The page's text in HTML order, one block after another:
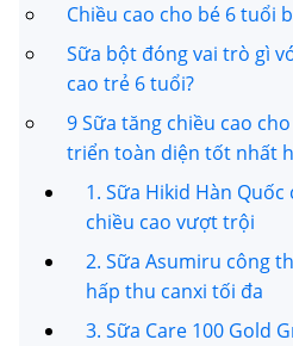
Chiều cao cho bé 6 tuổi
Sữa bột đóng vai trò gì
cao trẻ 6 tuổi?
9 Sữa tăng chiều cao
triển toàn diện tốt nhất
1. Sữa Hikid Hàn
chiều cao vượt trội
2. Sữa Asumiru công
hấp thu canxi tối đa
3. Sữa Care 100 Gold